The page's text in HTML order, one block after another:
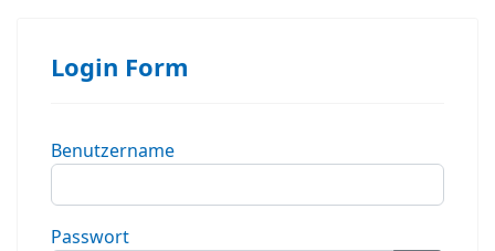
Login Form
Benutzername
Passwort